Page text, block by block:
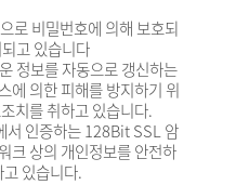
로 비밀번호에 의해 보호되
고 있습니다
정보를 자동으로 갱신하는
에 의한 피해를 방지하기 위
치를 취하고 있습니다.
인증하는 128Bit SSL 암
크 상의 개인정보를 안전하
있습니다.